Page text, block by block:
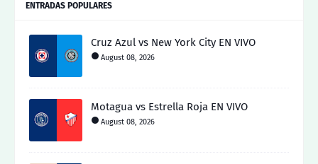
ENTRADAS POPULARES
Cruz Azul vs New York City EN VIVO
August 08, 2026
Motagua vs Estrella Roja EN VIVO
August 08, 2026